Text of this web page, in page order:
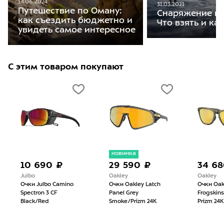
14.06.2024
Путешествие по Оману:
как съездить бюджетно и
увидеть самое интересное
31.03.2021
Снаряжение
Что взять и
С этим товаром покупают
10 690 ₽
Julbo
Очки Julbo Camino
Spectron 3 CF
Black/Red
новинка
29 590 ₽
Oakley
Очки Oakley Latch
Panel Grey
Smoke/Prizm 24K
34
Oakley
Очки
Prizm